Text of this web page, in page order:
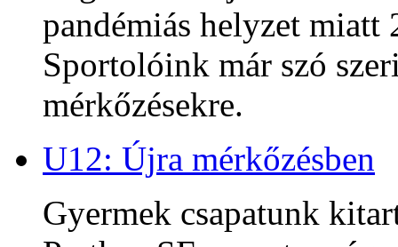
pandémiás helyzet
Sportolóink már szó
mérkőzésekre.
U12: Újra mérkőzésben
Gyermek csapatunk